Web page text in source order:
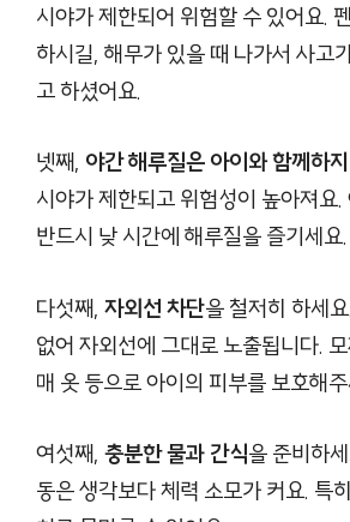
시야가 제한되어 위험할 수 있어요.
하시길, 해무가 있을 때 나가서 사고
고 하셨어요.
넷째, 야간 해루질은 아이와 함께하
시야가 제한되고 위험성이 높아져요
반드시 낮 시간에 해루질을 즐기세요.
다섯째, 자외선 차단을 철저히 하세
없어 자외선에 그대로 노출됩니다.
매 옷 등으로 아이의 피부를 보호해
여섯째, 충분한 물과 간식을 준비하
동은 생각보다 체력 소모가 커요. 특